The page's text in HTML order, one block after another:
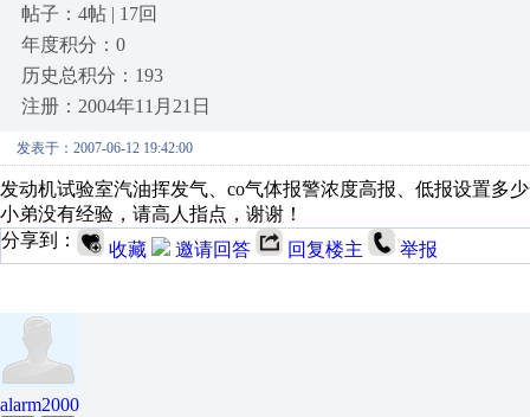
帖子：4帖 | 17回
年度积分：0
历史总积分：193
注册：2004年11月21日
发表于：2007-06-12 19:42:00
发动机试验室汽油挥发气、co气体报警浓度高报、低报设置多
小弟没有经验，请高人指点，谢谢！
分享到：
收藏 邀请回答 回复楼主 举报
alarm2000